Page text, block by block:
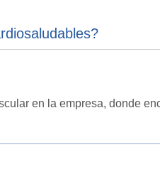
en la empresa, donde